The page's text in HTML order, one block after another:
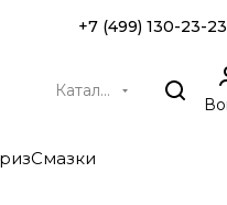
+7 (499) 130-23-23
Каталог
Смазки